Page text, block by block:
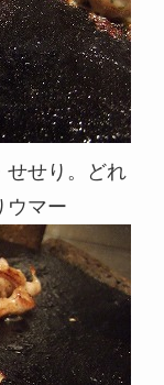
せせり。どれ
ウマー